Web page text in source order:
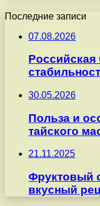
Последние записи
07.08.2026
30.05.2026
Польза и
тайского
21.11.2025
Фруктовый
вкусный